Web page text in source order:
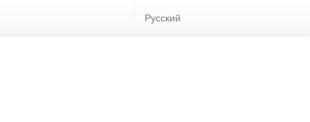
Русский